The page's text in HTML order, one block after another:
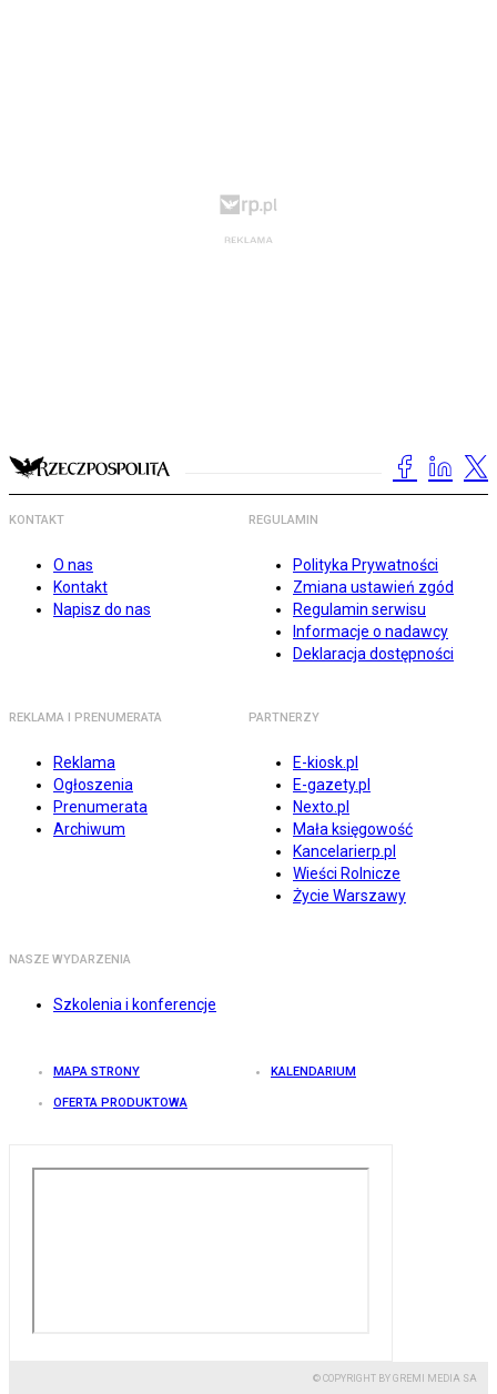
KONTAKT
O nas
Kontakt
Napisz do nas
REGULAMIN
Polityka Prywatności
Zmiana ustawień zgód
Regulamin serwisu
Informacje o nadawcy
Deklaracja dostępności
REKLAMA I PRENUMERATA
Reklama
Ogłoszenia
Prenumerata
Archiwum
PARTNERZY
E-kiosk.pl
E-gazety.pl
Nexto.pl
Mała księgowość
Kancelarierp.pl
Wieści Rolnicze
Życie Warszawy
NASZE WYDARZENIA
Szkolenia i konferencje
MAPA STRONY KALENDARIUM
OFERTA PRODUKTOWA
© COPYRIGHT BY GREMI MEDIA SA